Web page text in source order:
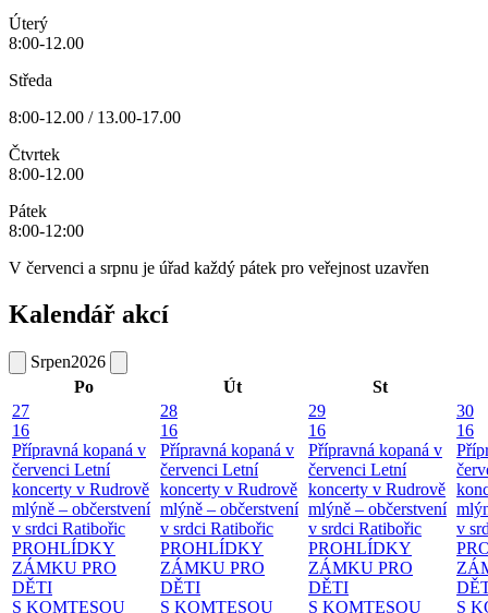
Úterý
8:00-12.00
Středa
8:00-12.00 / 13.00-17.00
Čtvrtek
8:00-12.00
Pátek
8:00-12:00
V červenci a srpnu je úřad každý pátek pro veřejnost uzavřen
Kalendář akcí
Srpen2026
Po
Út
St
27
16
Přípravná kopaná v
červenci Letní
koncerty v Rudrově
mlýně – občerstvení
v srdci Ratibořic
PROHLÍDKY
ZÁMKU PRO
DĚTI
S KOMTESOU
28
16
Přípravná kopaná v
červenci Letní
koncerty v Rudrově
mlýně – občerstvení
v srdci Ratibořic
PROHLÍDKY
ZÁMKU PRO
DĚTI
S KOMTESOU
29
16
Přípravná kopaná v
červenci Letní
koncerty v Rudrově
mlýně – občerstvení
v srdci Ratibořic
PROHLÍDKY
ZÁMKU PRO
DĚTI
S KOMTESOU
30
16
v
S